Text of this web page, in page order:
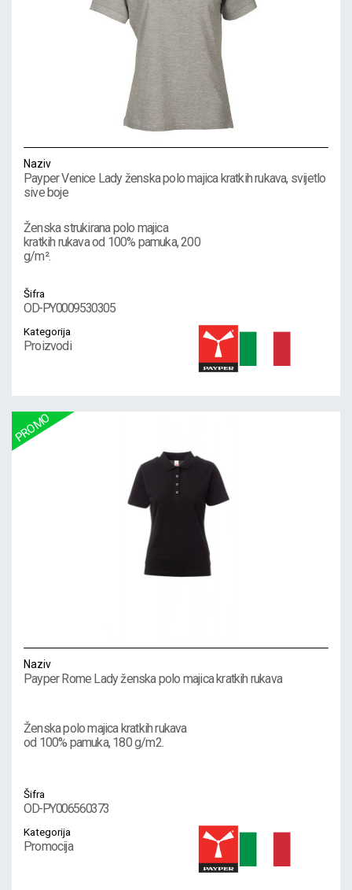
Naziv
Payper Venice Lady ženska polo majica kratkih rukava, svijetlo
sive boje
Ženska strukirana polo majica
kratkih rukava od 100% pamuka, 200
g/m².
Šifra
OD-PY0009530305
Kategorija
Proizvodi
Naziv
Payper Rome Lady ženska polo majica kratkih rukava
Ženska polo majica kratkih rukava
od 100% pamuka, 180 g/m2.
Šifra
OD-PY006560373
Kategorija
Promocija